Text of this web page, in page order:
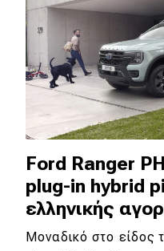
Ford Ranger
plug-in hybrid
ελληνικής
Μοναδικό στο είδος